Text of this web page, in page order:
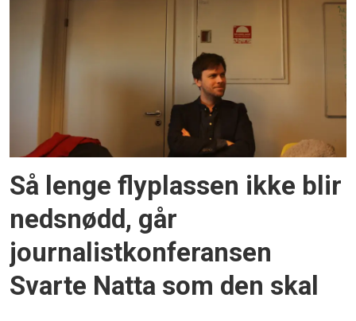
Så lenge flyplassen ikke blir
nedsnødd, går
journalistkonferansen
Svarte Natta som den skal